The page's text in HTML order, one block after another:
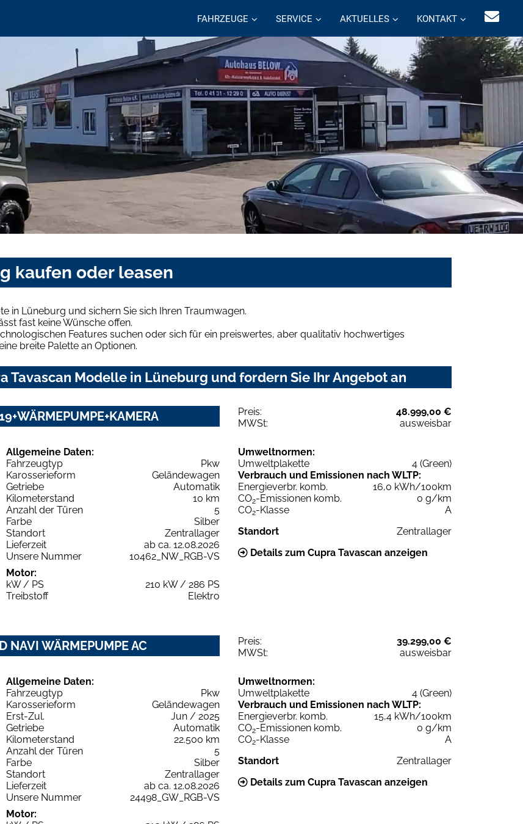
FAHRZEUGE SERVICE AKTUELLES KONTAKT
kaufen oder leasen
in Lüneburg und sichern Sie sich Ihren Traumwagen.
fast keine Wünsche offen.
Features suchen oder sich für ein preiswertes, aber qualitativ hochwertiges
breite Palette an Optionen.
Tavascan Modelle in Lüneburg und fordern Sie Ihr Angebot an
Preis:
48.999,00 €
MWSt:
ausweisbar
Allgemeine Daten:
Fahrzeugtyp
Pkw
Karosserieform
Geländewagen
Getriebe
Automatik
Kilometerstand
10 km
Anzahl der Türen
5
Farbe
Silber
Standort
Zentrallager
Lieferzeit
ab ca. 12.08.2026
Unsere Nummer
10462_NW_RGB-VS
Motor:
kW / PS
210 kW / 286 PS
Treibstoff
Elektro
Umweltnormen:
Umweltplakette
4 (Green)
Verbrauch und Emissionen nach WLTP:
Energieverbr. komb.
16,0 kWh/100km
CO2-Emissionen komb.
0 g/km
CO2-Klasse
A
Standort
Zentrallager
Details zum Cupra Tavascan anzeigen
WÄRMEPUMPE AC Preis:
39.299,00 €
MWSt:
ausweisbar
Allgemeine Daten:
Fahrzeugtyp
Pkw
Karosserieform
Geländewagen
Erst-Zul.
Jun / 2025
Getriebe
Automatik
Kilometerstand
22.500 km
Anzahl der Türen
5
Farbe
Silber
Standort
Zentrallager
Lieferzeit
ab ca. 12.08.2026
Unsere Nummer
24498_GW_RGB-VS
Motor:
Umweltnormen:
Umweltplakette
4 (Green)
Verbrauch und Emissionen nach WLTP:
Energieverbr. komb.
15,4 kWh/100km
CO2-Emissionen komb.
0 g/km
CO2-Klasse
A
Standort
Zentrallager
Details zum Cupra Tavascan anzeigen